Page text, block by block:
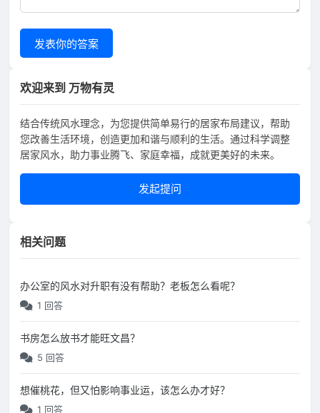
发表你的答案
欢迎来到 万物有灵
结合传统风水理念，为您提供简单易行的居家布局建议，帮助
您改善生活环境，创造更加和谐与顺利的生活。通过科学调整
居家风水，助力事业腾飞、家庭幸福，成就更美好的未来。
发起提问
相关问题
办公室的风水对升职有没有帮助？老板怎么看呢？
1 回答
书房怎么放书才能旺文昌？
5 回答
想催桃花，但又怕影响事业运，该怎么办才好？
1 回答